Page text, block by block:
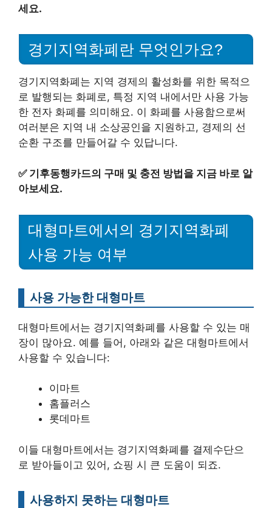
세요.
경기지역화폐란 무엇인가요?
경기지역화폐는 지역 경제의 활성화를 위한 목적으
로 발행되는 화폐로, 특정 지역 내에서만 사용 가능
한 전자 화폐를 의미해요. 이 화폐를 사용함으로써
여러분은 지역 내 소상공인을 지원하고, 경제의 선
순환 구조를 만들어갈 수 있답니다.
✅ 기후동행카드의 구매 및 충전 방법을 지금 바로 알
아보세요.
대형마트에서의 경기지역화폐
사용 가능 여부
사용 가능한 대형마트
대형마트에서는 경기지역화폐를 사용할 수 있는 매
장이 많아요. 예를 들어, 아래와 같은 대형마트에서
사용할 수 있습니다:
이마트
홈플러스
롯데마트
이들 대형마트에서는 경기지역화폐를 결제수단으
로 받아들이고 있어, 쇼핑 시 큰 도움이 되죠.
사용하지 못하는 대형마트